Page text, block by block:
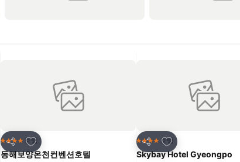
공유
즐겨찾기에 추가
4 성급 호텔
동해보양온천컨벤션호텔
공유
즐겨찾기에 추가
4 성급 호텔
Skybay Hotel Gyeongpo